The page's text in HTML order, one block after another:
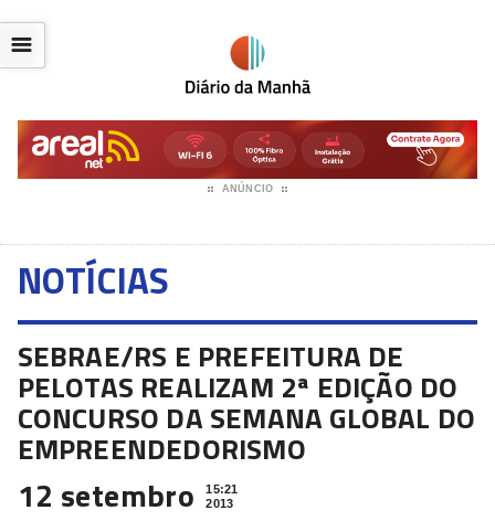
ANÚNCIO
☰
NOTÍCIAS
SEBRAE/RS E PREFEITURA DE
PELOTAS REALIZAM 2ª EDIÇÃO DO
CONCURSO DA SEMANA GLOBAL DO
EMPREENDEDORISMO
12 setembro
15:21
2013